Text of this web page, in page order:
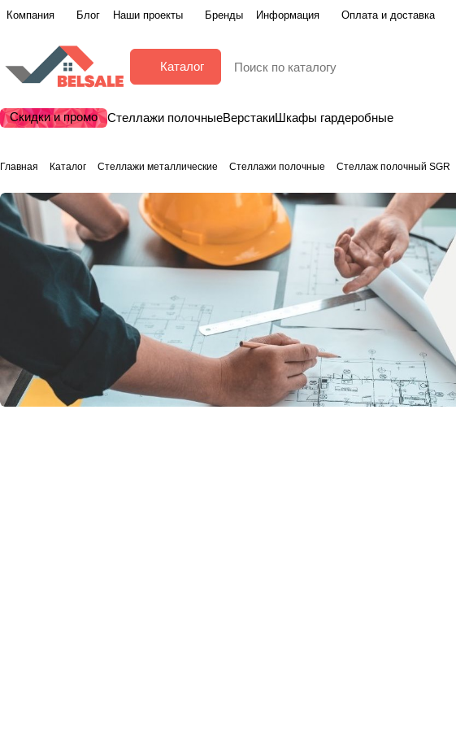
Компания Блог Наши проекты Бренды Информация Оплата и доставка
Каталог
Скидки и промо Стеллажи полочныеВерстакиШкафы гардеробные
Главная Каталог Стеллажи металлические Стеллажи полочные Стеллаж полочный SGR